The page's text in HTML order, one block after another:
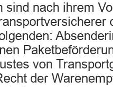
sind nach ihrem
von
der